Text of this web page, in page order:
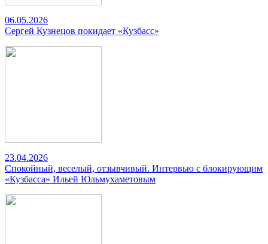
06.05.2026
Сергей Кузнецов покидает «Кузбасс»
23.04.2026
Спокойный, веселый, отзывчивый. Интервью с блокирующим
«Кузбасса» Ильей Юльмухаметовым